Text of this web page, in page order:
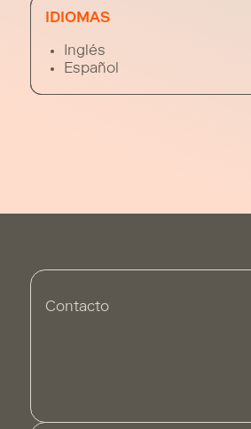
IDIOMAS
Inglés
Español
Contacto